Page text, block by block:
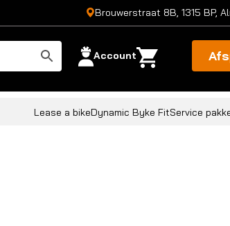
Brouwerstraat 8B, 1315 BP,
Account
Lease a bikeDynamic Byke FitService